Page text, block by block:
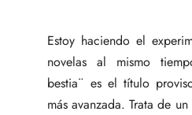
Estoy haciendo el
novelas al mismo
bestia¨ es el título
más avanzada. Trata de